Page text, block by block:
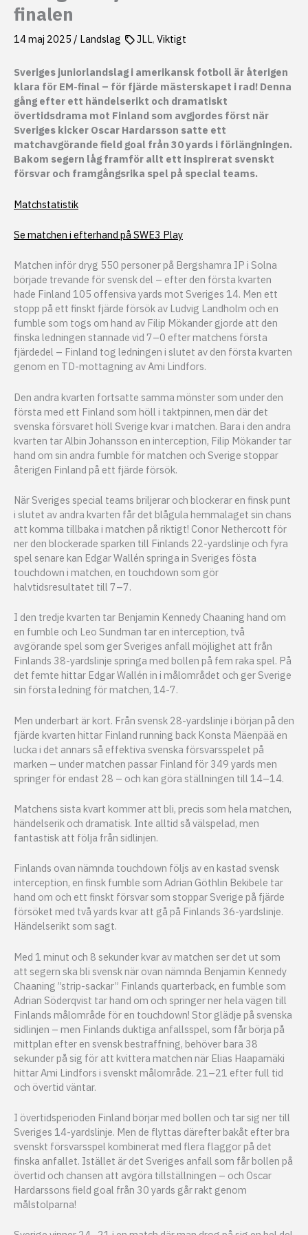
finalen
14 maj 2025 / Landslag JLL, Viktigt
Sveriges juniorlandslag i amerikansk fotboll är återigen
klara för EM-final – för fjärde mästerskapet i rad! Denna
gång efter ett händelserikt och dramatiskt
övertidsdrama mot Finland som avgjordes först när
Sveriges kicker Oscar Hardarsson satte ett
matchavgörande field goal från 30 yards i förlängningen.
Bakom segern låg framför allt ett inspirerat svenskt
försvar och framgångsrika spel på special teams.
Matchstatistik
Se matchen i efterhand på SWE3 Play
Matchen inför dryg 550 personer på Bergshamra IP i Solna
började trevande för svensk del – efter den första kvarten
hade Finland 105 offensiva yards mot Sveriges 14. Men ett
stopp på ett finskt fjärde försök av Ludvig Landholm och en
fumble som togs om hand av Filip Mökander gjorde att den
finska ledningen stannade vid 7–0 efter matchens första
fjärdedel – Finland tog ledningen i slutet av den första kvarten
genom en TD-mottagning av Ami Lindfors.
Den andra kvarten fortsatte samma mönster som under den
första med ett Finland som höll i taktpinnen, men där det
svenska försvaret höll Sverige kvar i matchen. Bara i den andra
kvarten tar Albin Johansson en interception, Filip Mökander tar
hand om sin andra fumble för matchen och Sverige stoppar
återigen Finland på ett fjärde försök.
När Sveriges special teams briljerar och blockerar en finsk punt
i slutet av andra kvarten får det blågula hemmalaget sin chans
att komma tillbaka i matchen på riktigt! Conor Nethercott för
ner den blockerade sparken till Finlands 22-yardslinje och fyra
spel senare kan Edgar Wallén springa in Sveriges fösta
touchdown i matchen, en touchdown som gör
halvtidsresultatet till 7–7.
I den tredje kvarten tar Benjamin Kennedy Chaaning hand om
en fumble och Leo Sundman tar en interception, två
avgörande spel som ger Sveriges anfall möjlighet att från
Finlands 38-yardslinje springa med bollen på fem raka spel. På
det femte hittar Edgar Wallén in i målområdet och ger Sverige
sin första ledning för matchen, 14-7.
Men underbart är kort. Från svensk 28-yardslinje i början på den
fjärde kvarten hittar Finland running back Konsta Mäenpää en
lucka i det annars så effektiva svenska försvarsspelet på
marken – under matchen passar Finland för 349 yards men
springer för endast 28 – och kan göra ställningen till 14–14.
Matchens sista kvart kommer att bli, precis som hela matchen,
händelserik och dramatisk. Inte alltid så välspelad, men
fantastisk att följa från sidlinjen.
Finlands ovan nämnda touchdown följs av en kastad svensk
interception, en finsk fumble som Adrian Göthlin Bekibele tar
hand om och ett finskt försvar som stoppar Sverige på fjärde
försöket med två yards kvar att gå på Finlands 36-yardslinje.
Händelserikt som sagt.
Med 1 minut och 8 sekunder kvar av matchen ser det ut som
att segern ska bli svensk när ovan nämnda Benjamin Kennedy
Chaaning ”strip-sackar” Finlands quarterback, en fumble som
Adrian Söderqvist tar hand om och springer ner hela vägen till
Finlands målområde för en touchdown! Stor glädje på svenska
sidlinjen – men Finlands duktiga anfallsspel, som får börja på
mittplan efter en svensk bestraffning, behöver bara 38
sekunder på sig för att kvittera matchen när Elias Haapamäki
hittar Ami Lindfors i svenskt målområde. 21–21 efter full tid
och övertid väntar.
I övertidsperioden Finland börjar med bollen och tar sig ner till
Sveriges 14-yardslinje. Men de flyttas därefter bakåt efter bra
svenskt försvarsspel kombinerat med flera flaggor på det
finska anfallet. Istället är det Sveriges anfall som får bollen på
övertid och chansen att avgöra tillställningen – och Oscar
Hardarssons field goal från 30 yards går rakt genom
målstolparna!